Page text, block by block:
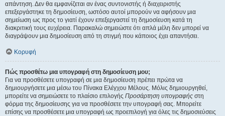
απάντηση. Δεν θα εμφανίζεται αν ένας συντονιστής ή διαχειριστής
επεξεργάστηκε τη δημοσίευση, ωστόσο αυτοί μπορούν να αφήσουν μια
σημείωση ως προς το γιατί έχουν επεξεργαστεί τη δημοσίευση κατά τη
διακριτική τους ευχέρεια. Παρακαλώ σημειώστε ότι απλά μέλη δεν μπορεί να
διαγράψουν μια δημοσίευση από τη στιγμή που κάποιος έχει απαντήσει.
Κορυφή
Πώς προσθέτω μια υπογραφή στη δημοσίευση μου;
Για να προσθέσετε υπογραφή σε μια δημοσίευση πρέπει πρώτα να
δημιουργήσετε μια μέσω του Πίνακα Ελέγχου Μέλους. Μόλις δημιουργηθεί,
μπορείτε να σημειώσετε το πλαίσιο επιλογής Προσάρτηση υπογραφής στη
φόρμα της δημοσίευσης για να προσθέσετε την υπογραφή σας. Μπορείτε
επίσης να προσθέσετε μια υπογραφή ως προεπιλογή για όλες τις δημοσιεύσεις